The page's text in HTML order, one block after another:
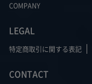
COMPANY
LEGAL
特定商取引に関する表記
CONTACT